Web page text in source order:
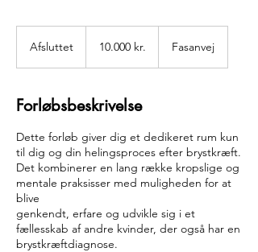
Afsluttet
u
t
e
t
kroner10.000 kr. Fasanvej
Forløbsbeskrivelse
Dette forløb giver dig et dedikeret rum kun
til dig og din helingsproces efter brystkræft.
Det kombinerer en lang række kropslige og
mentale praksisser med muligheden for at
blive
genkendt, erfare og udvikle sig i et
fællesskab af andre kvinder, der også har en
brystkræftdiagnose.